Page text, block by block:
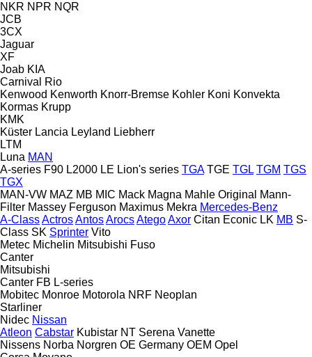
NKR NPR NQR
JCB
3CX
Jaguar
XF
Joab KIA
Carnival
Rio
Kenwood Kenworth Knorr-Bremse Kohler Koni Konvekta
Kormas Krupp
KMK
Küster Lancia Leyland Liebherr
LTM
Luna MAN
A-series F90 L2000 LE Lion's series TGA TGE TGL TGM TGS
TGX
MAN-VW MAZ MB MIC Mack Magna Mahle Original
Mann-
Filter Massey Ferguson Maximus Mekra Mercedes-Benz
A-ClassActrosAntosArocsAtegoAxor Citan Econic LK MB S-
Class SK Sprinter Vito
Metec Michelin Mitsubishi Fuso
Canter
Mitsubishi
Canter FB L-series
Mobitec Monroe Motorola NRF Neoplan
Starliner
Nidec Nissan
Atleon Cabstar Kubistar NT Serena Vanette
Nissens Norba Norgren OE Germany OEM Opel